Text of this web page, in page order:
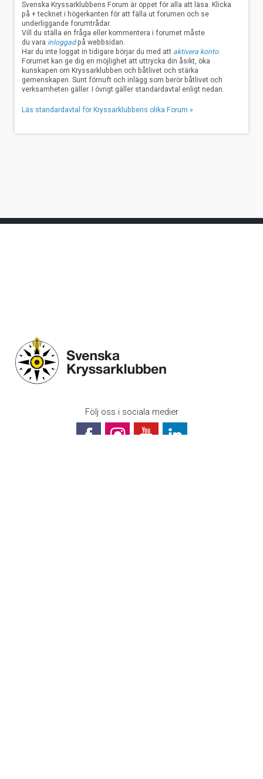
Svenska Kryssarklubbens Forum är öppet för alla att läsa. Klicka
på + tecknet i högerkanten för att fälla ut forumen och se
underliggande forumtrådar.
Vill du ställa en fråga eller kommentera i forumet måste
du vara inloggadpå webbsidan.
Har du inte loggat in tidigare börjar du med att aktivera konto.
Forumet kan ge dig en möjlighet att uttrycka din åsikt, öka
kunskapen om Kryssarklubben och båtlivet och stärka
gemenskapen. Sunt förnuft och inlägg som berör båtlivet och
verksamheten gäller. I övrigt gäller standardavtal enligt nedan.
Läs standardavtal för Kryssarklubbens olika Forum »
Följ oss i sociala medier